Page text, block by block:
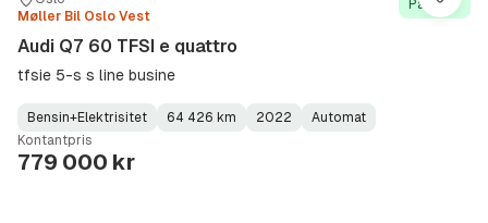
Møller Bil Oslo Vest
På lager
Audi Q7 60 TFSI e quattro
tfsie 5-s s line busine
Fuel
Type:
Bensin+Elektrisitet
Kilometerstand: 64 426 km
Model
Year:
2022
Gearbox
Type:
Automat
Kontantpris
779 000 kr